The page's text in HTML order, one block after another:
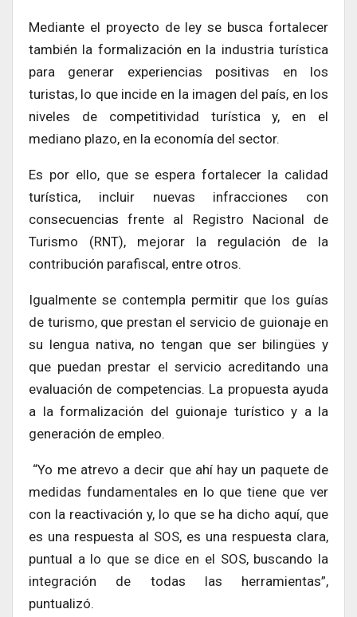
Mediante el proyecto de ley se busca fortalecer
también la formalización en la industria turística
para generar experiencias positivas en los
turistas, lo que incide en la imagen del país, en los
niveles de competitividad turística y, en el
mediano plazo, en la economía del sector.
Es por ello, que se espera fortalecer la calidad
turística, incluir nuevas infracciones con
consecuencias frente al Registro Nacional de
Turismo (RNT), mejorar la regulación de la
contribución parafiscal, entre otros.
Igualmente se contempla permitir que los guías
de turismo, que prestan el servicio de guionaje en
su lengua nativa, no tengan que ser bilingües y
que puedan prestar el servicio acreditando una
evaluación de competencias. La propuesta ayuda
a la formalización del guionaje turístico y a la
generación de empleo.
“Yo me atrevo a decir que ahí hay un paquete de
medidas fundamentales en lo que tiene que ver
con la reactivación y, lo que se ha dicho aquí, que
es una respuesta al SOS, es una respuesta clara,
puntual a lo que se dice en el SOS, buscando la
integración de todas las herramientas”,
puntualizó.